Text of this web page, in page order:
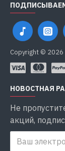
Copyright © 2026
НОВОСТНАЯ
Не
акций,